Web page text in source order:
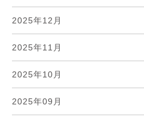
2025年12月
2025年11月
2025年10月
2025年09月